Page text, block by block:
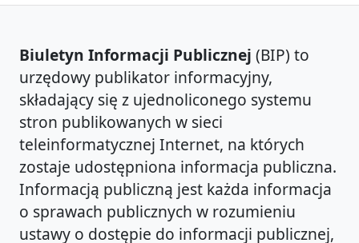
Biuletyn Informacji Publicznej (BIP) to
urzędowy publikator informacyjny,
składający się z ujednoliconego systemu
stron publikowanych w sieci
teleinformatycznej Internet, na których
zostaje udostępniona informacja publiczna.
Informacją publiczną jest każda informacja
o sprawach publicznych w rozumieniu
ustawy o dostępie do informacji publicznej,